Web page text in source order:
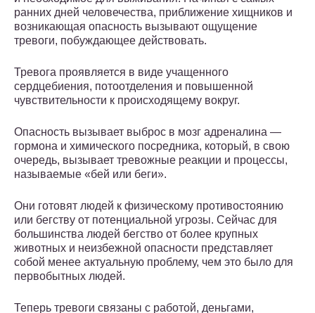
ранних дней человечества, приближение хищников и
возникающая опасность вызывают ощущение
тревоги, побуждающее действовать.
Тревога проявляется в виде учащенного
сердцебиения, потоотделения и повышенной
чувствительности к происходящему вокруг.
Опасность вызывает выброс в мозг адреналина —
гормона и химического посредника, который, в свою
очередь, вызывает тревожные реакции и процессы,
называемые «бей или беги».
Они готовят людей к физическому противостоянию
или бегству от потенциальной угрозы. Сейчас для
большинства людей бегство от более крупных
животных и неизбежной опасности представляет
собой менее актуальную проблему, чем это было для
первобытных людей.
Теперь тревоги связаны с работой, деньгами,